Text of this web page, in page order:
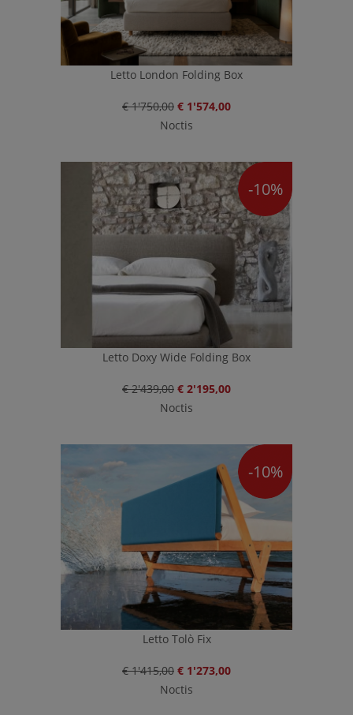
Letto London Folding Box
€ 1'750,00 € 1'574,00
Noctis
-10%
Letto Doxy Wide Folding Box
€ 2'439,00 € 2'195,00
Noctis
-10%
Letto Tolò Fix
€ 1'415,00 € 1'273,00
Noctis